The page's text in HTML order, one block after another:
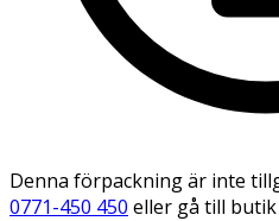
Denna förpackning är inte
0771-450 450 eller gå till